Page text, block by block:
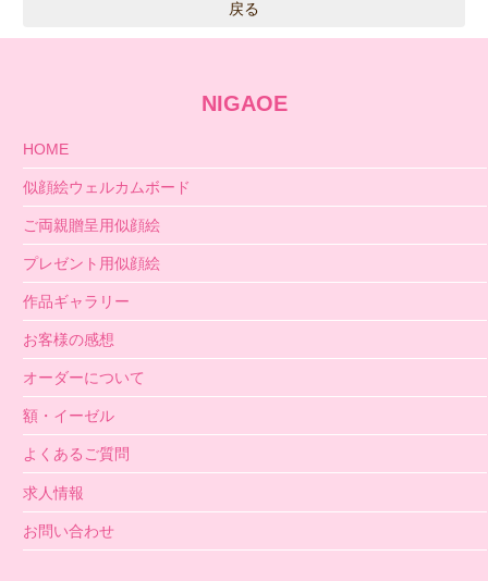
NIGAOE
HOME
似顔絵ウェルカムボード
ご両親贈呈用似顔絵
プレゼント用似顔絵
作品ギャラリー
お客様の感想
オーダーについて
額・イーゼル
よくあるご質問
求人情報
お問い合わせ